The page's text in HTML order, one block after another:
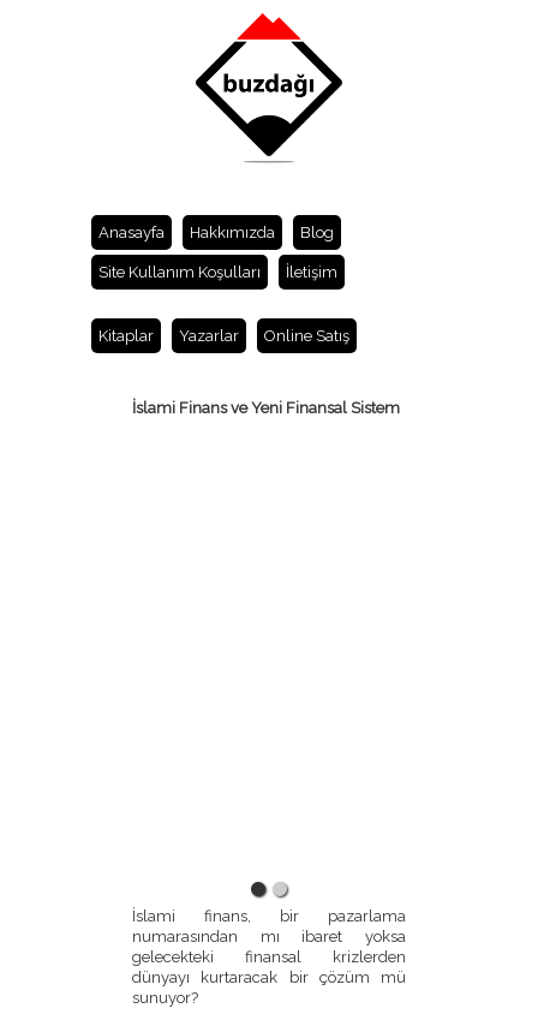
Anasayfa Hakkımızda Blog
Site Kullanım Koşulları İletişim
Kitaplar Yazarlar Online Satış
İslami Finans ve Yeni Finansal Sistem
İslami finans, bir pazarlama
numarasından mı ibaret yoksa
gelecekteki finansal krizlerden
dünyayı kurtaracak bir çözüm mü
sunuyor?